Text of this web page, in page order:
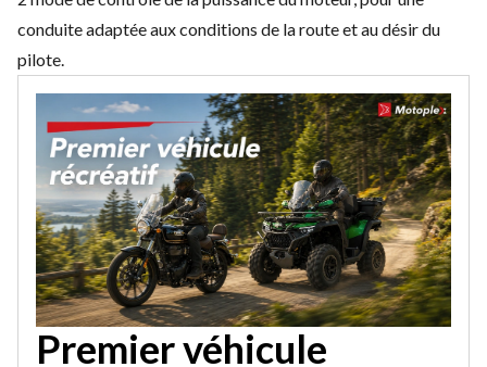
conduite adaptée aux conditions de la route et au désir du
pilote.
Premier véhicule